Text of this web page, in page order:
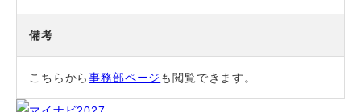
備考
こちらから事務部ページ も閲覧できます。